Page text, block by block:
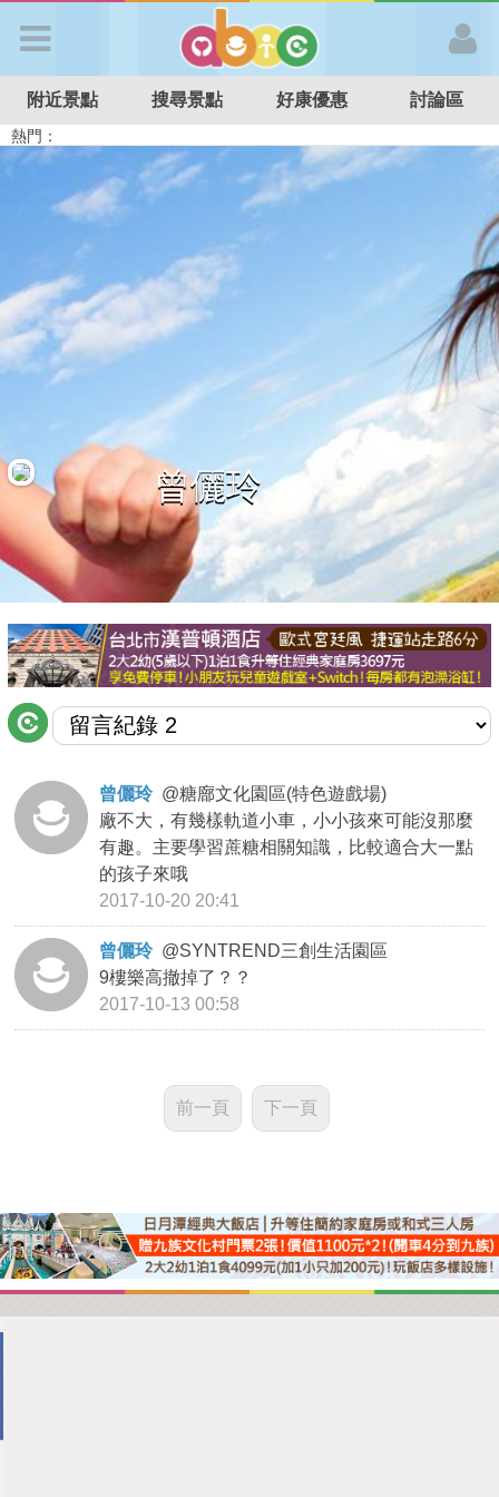
APP登入
首 頁
搜尋景點
好康優惠
最新留言
商家合作
推薦景點
討論區
聯絡我們
APP下載
附近景點 搜尋景點 好康優惠 討論區
熱門：
特色遊戲場
親子住房優惠 台北親子餐廳 溫泉泡湯SPA
曾儷玲
曾儷玲 @糖廍文化園區(特色遊戲場)
廠不大，有幾樣軌道小車，小小孩來可能沒那麼
有趣。主要學習蔗糖相關知識，比較適合大一點
的孩子來哦
2017-10-20 20:41
曾儷玲 @SYNTREND三創生活園區
9樓樂高撤掉了？？
2017-10-13 00:58
前一頁 下一頁